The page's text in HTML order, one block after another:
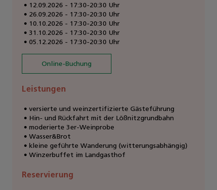
12.09.2026 - 17:30-20:30 Uhr
26.09.2026 - 17:30-20:30 Uhr
10.10.2026 - 17:30-20:30 Uhr
31.10.2026 - 17:30-20:30 Uhr
05.12.2026 - 17:30-20:30 Uhr
Online-Buchung
Leistungen
versierte und weinzertifizierte Gästeführung
Hin- und Rückfahrt mit der Lößnitzgrundbahn
moderierte 3er-Weinprobe
Wasser&Brot
kleine geführte Wanderung (witterungsabhängig)
Winzerbuffet im Landgasthof
Reservierung